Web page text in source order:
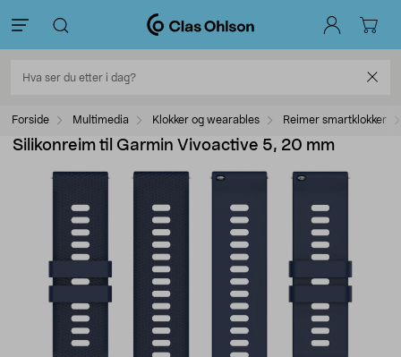
Forside Multimedia Klokker og wearables Reimer smartklokker
Silikonreim til Garmin Vivoactive 5, 20 mm